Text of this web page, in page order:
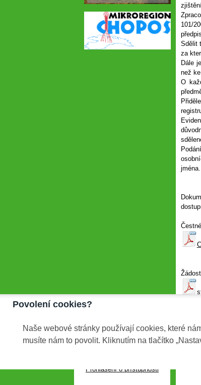
101/
Sdělit
za
Dále
než
O
jména.
Prohlášení o přístupnosti
Povolení cookies?
Naše webové stránky používají cookies, které
musíte nám to povolit. Kliknutím na tlačítko